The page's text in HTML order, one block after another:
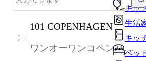
キッ
生活
キッ
ベッ
チェア・椅子
テーブル・デスク
101 COPENHAGEN
ワンオーワンコペンハー